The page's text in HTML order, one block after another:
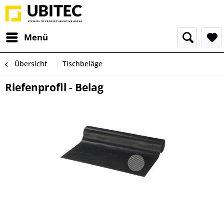
Menü
Übersicht Tischbeläge
Riefenprofil - Belag